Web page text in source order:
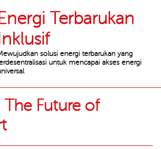
Terbarukan
solusi energi terbarukan yang
untuk mencapai akses energi
The Future of